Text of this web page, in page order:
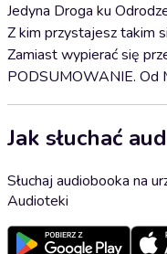
Jedyna Droga ku
Z kim przystajesz takim
Zamiast wypierać się
PODSUMOWANIE. Od
Jak słuchać
Słuchaj audiobooka na
Audioteki